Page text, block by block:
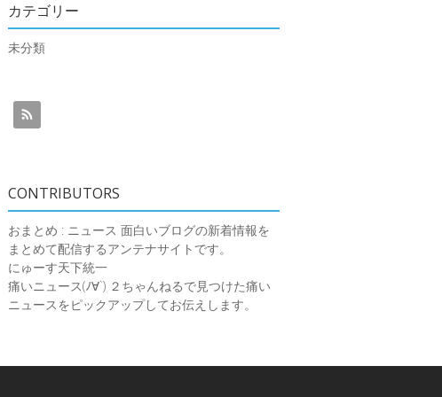
カテゴリー
未分類
CONTRIBUTORS
おまとめ : ニュース 面白いブログの新着情報を
まとめて配信するアンテナサイトです。
にゅーす天下統一
痛いニュース(ﾉ∀`) ２ちゃんねるで見つけた痛い
ニュースをピックアップしてお伝えします。